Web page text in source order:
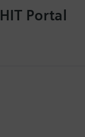
HIT Portal